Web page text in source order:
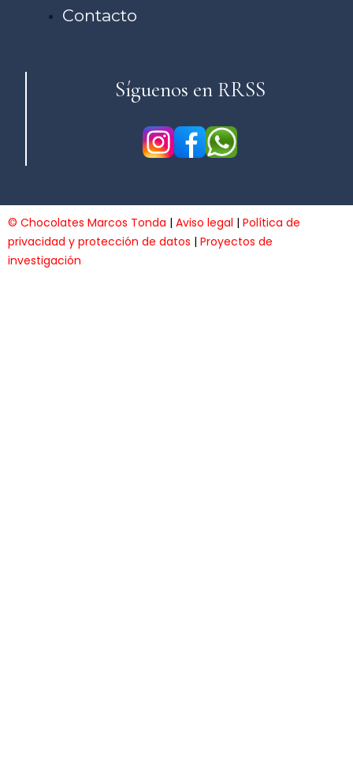
Contacto
Síguenos en RRSS
© Chocolates Marcos Tonda | Aviso legal | Política de
privacidad y protección de datos | Proyectos de
investigación